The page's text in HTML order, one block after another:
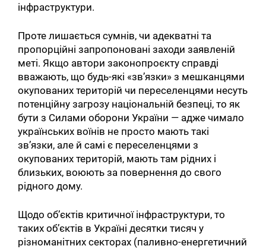
інфраструктури.
Проте лишається сумнів, чи адекватні та
пропорційні запропоновані заходи заявленій
меті. Якщо автори законопроєкту справді
вважають, що будь-які «зв’язки» з мешканцями
окупованих територій чи переселенцями несуть
потенційну загрозу національній безпеці, то як
бути з Силами оборони України — адже чимало
українських воїнів не просто мають такі
зв’язки, але й самі є переселенцями з
окупованих територій, мають там рідних і
близьких, воюють за повернення до свого
рідного дому.
Щодо об’єктів критичної інфраструктури, то
таких об’єктів в Україні десятки тисяч у
різноманітних секторах (паливно-енергетичний